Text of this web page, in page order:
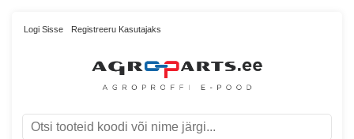
Logi Sisse Registreeru Kasutajaks